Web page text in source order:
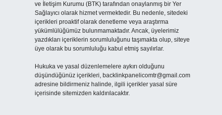
ve İletişim Kurumu (BTK) tarafından onaylanmış bir Yer
Sağlayıcı olarak hizmet vermektedir. Bu nedenle, sitedeki
içerikleri proaktif olarak denetleme veya araştırma
yükümlülüğümüz bulunmamaktadır. Ancak, üyelerimiz
yazdıkları içeriklerin sorumluluğunu taşımakta olup, siteye
üye olarak bu sorumluluğu kabul etmiş sayılırlar.
Hukuka ve yasal düzenlemelere aykırı olduğunu
düşündüğünüz içerikleri, backlinkpanelicomtr@gmail.com
adresine bildirmeniz halinde, ilgili içerikler yasal süre
içerisinde sitemizden kaldırılacaktır.